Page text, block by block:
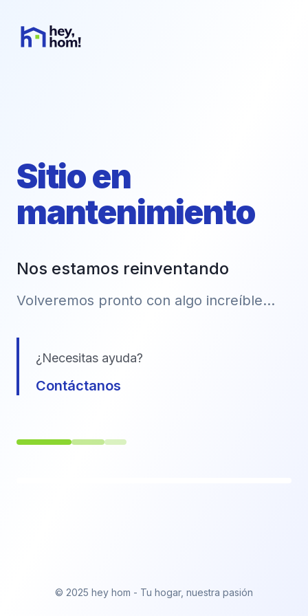
Sitio en
mantenimiento
Nos estamos reinventando
Volveremos pronto con algo increíble...
¿Necesitas ayuda?
Contáctanos
© 2025 hey hom - Tu hogar, nuestra pasión